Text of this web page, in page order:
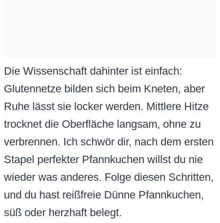
Die Wissenschaft dahinter ist einfach:
Glutennetze bilden sich beim Kneten, aber
Ruhe lässt sie locker werden. Mittlere Hitze
trocknet die Oberfläche langsam, ohne zu
verbrennen. Ich schwör dir, nach dem ersten
Stapel perfekter Pfannkuchen willst du nie
wieder was anderes. Folge diesen Schritten,
und du hast reißfreie Dünne Pfannkuchen,
süß oder herzhaft belegt.